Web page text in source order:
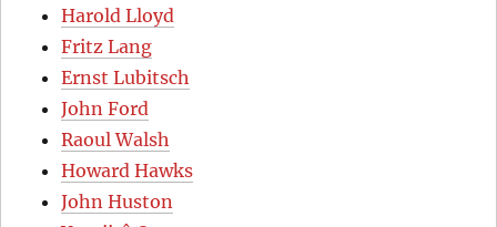
Harold Lloyd
Fritz Lang
Ernst Lubitsch
John Ford
Raoul Walsh
Howard Hawks
John Huston